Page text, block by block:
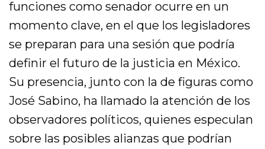
funciones como senador ocurre en un
momento clave, en el que los legisladores
se preparan para una sesión que podría
definir el futuro de la justicia en México.
Su presencia, junto con la de figuras como
José Sabino, ha llamado la atención de los
observadores políticos, quienes especulan
sobre las posibles alianzas que podrían